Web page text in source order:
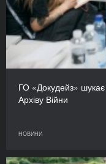
ГО «Докудейз»
Архіву Війни
НОВИНИ